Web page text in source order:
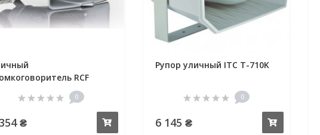
RCF
0
₴
Рупор уличный ITC T-710K
0
6 145 ₴